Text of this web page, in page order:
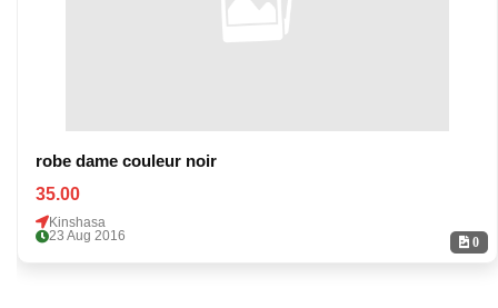
0
robe dame couleur noir
35.00
Kinshasa
23 Aug 2016